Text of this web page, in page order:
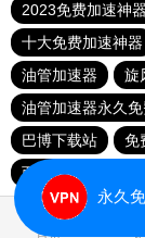
2023免费加速神器
十大免费加速神器
油管加速器
旋
油管加速器永久
巴博下载站
免
西柚加速器
永久